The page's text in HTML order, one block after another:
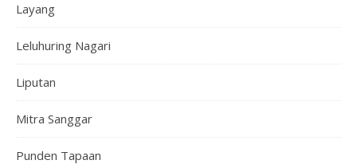
Layang
Leluhuring Nagari
Liputan
Mitra Sanggar
Punden Tapaan